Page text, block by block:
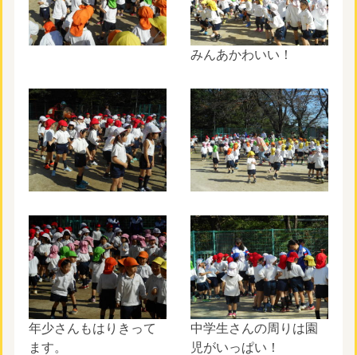
みんあかわいい！
年少さんもはりきって
ます。
中学生さんの周りは園
児がいっぱい！